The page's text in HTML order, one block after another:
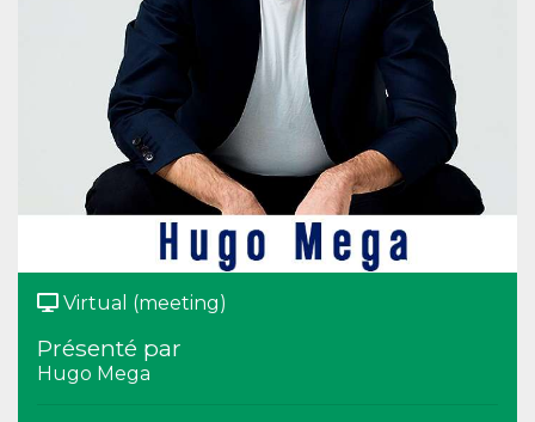
Virtual (meeting)
Présenté par
Hugo Mega